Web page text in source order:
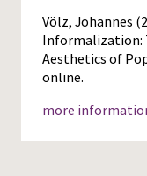
Völz, Johannes
Informalization:
Aesthetics of
online.
more